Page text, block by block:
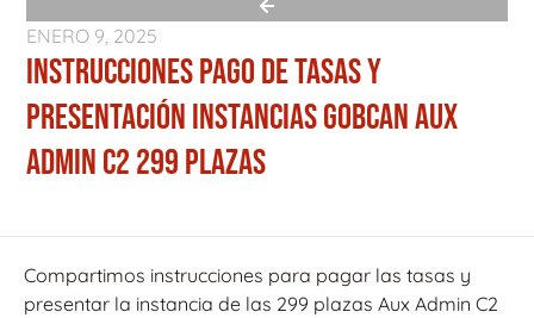
ENERO 9, 2025
INSTRUCCIONES PAGO DE TASAS Y
PRESENTACIÓN INSTANCIAS GOBCAN AUX
ADMIN C2 299 PLAZAS
Compartimos instrucciones para pagar las tasas y
presentar la instancia de las 299 plazas Aux Admin C2